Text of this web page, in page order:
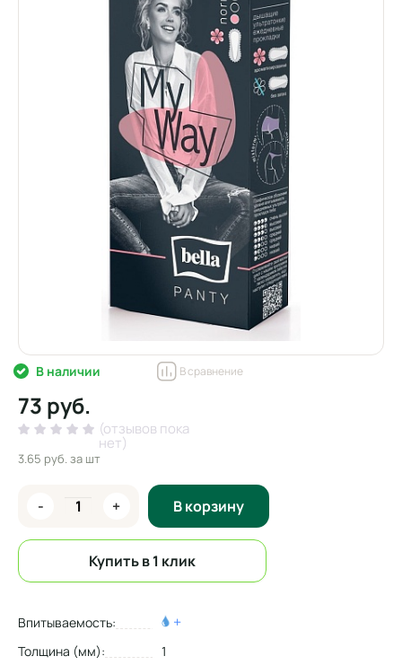
В наличии
73 руб.
В сравнение
(отзывов пока
нет)
3.65 руб.за шт
- + В корзину
Купить в 1 клик
Впитываемость: +
Толщина (мм):
1